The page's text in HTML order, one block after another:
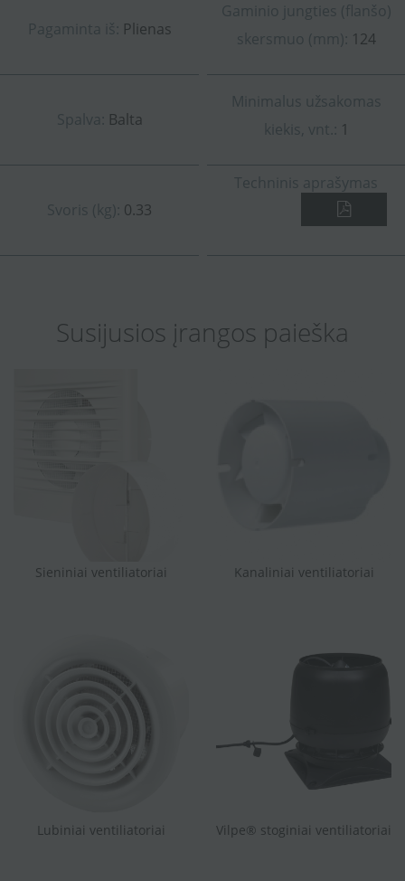
Pagaminta iš: Plienas
Gaminio jungties (flanšo)
skersmuo (mm): 124
Spalva: Balta
Minimalus užsakomas
kiekis, vnt.:
1
Svoris (kg): 0.33
Techninis aprašymas
Susijusios įrangos paieška
Sieniniai ventiliatoriai Kanaliniai ventiliatoriai
Lubiniai ventiliatoriai Vilpe® stoginiai ventiliatoriai